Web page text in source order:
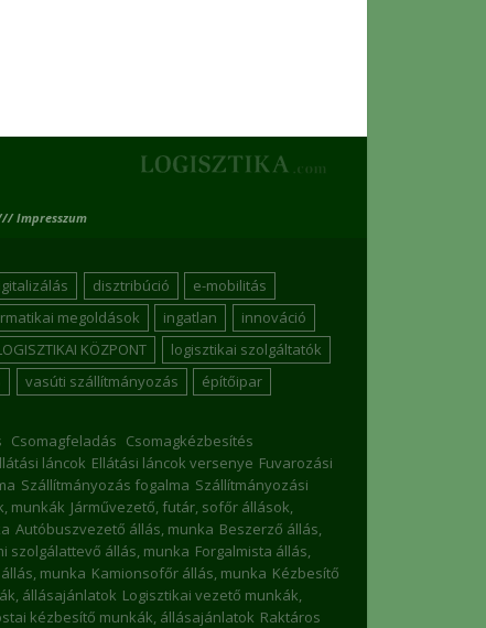
Impresszum
disztribúció
e-mobilitás
megoldások ingatlan
innováció
KÖZPONT
logisztikai szolgáltatók
vasúti szállítmányozás
építőipar
Csomagfeladás Csomagkézbesítés
láncok Ellátási láncok versenye Fuvarozási
Szállítmányozás fogalma Szállítmányozási
munkák Járművezető, futár, sofőr állások,
Autóbuszvezető állás, munka Beszerző állás,
szolgálattevő állás, munka Forgalmista állás,
munka Kamionsofőr állás, munka Kézbesítő
állásajánlatok Logisztikai vezető munkák,
kézbesítő munkák, állásajánlatok Raktáros